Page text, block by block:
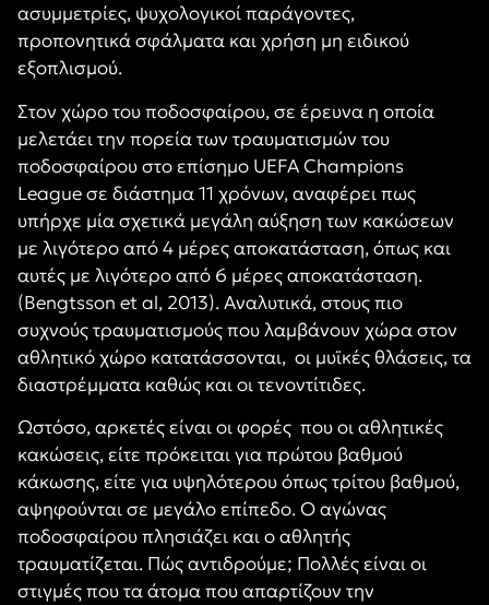
ασυμμετρίες, ψυχολογικοί παράγοντες,
προπονητικά σφάλματα και χρήση μη ειδικού
εξοπλισμού.
Στον χώρο του ποδοσφαίρου, σε έρευνα η οποία
μελετάει την πορεία των τραυματισμών του
ποδοσφαίρου στο επίσημο UEFA Champions
League σε διάστημα 11 χρόνων, αναφέρει πως
υπήρχε μία σχετικά μεγάλη αύξηση των κακώσεων
με λιγότερο από 4 μέρες αποκατάσταση, όπως και
αυτές με λιγότερο από 6 μέρες αποκατάσταση.
(Bengtsson et al, 2013). Αναλυτικά, στους πιο
συχνούς τραυματισμούς που λαμβάνουν χώρα στον
αθλητικό χώρο κατατάσσονται, οι μυϊκές θλάσεις, τα
διαστρέμματα καθώς και οι τενοντίτιδες.
Ωστόσο, αρκετές είναι οι φορές που οι αθλητικές
κακώσεις, είτε πρόκειται για πρώτου βαθμού
κάκωσης, είτε για υψηλότερου όπως τρίτου βαθμού,
αψηφούνται σε μεγάλο επίπεδο. Ο αγώνας
ποδοσφαίρου πλησιάζει και ο αθλητής
τραυματίζεται. Πώς αντιδρούμε; Πολλές είναι οι
στιγμές που τα άτομα που απαρτίζουν την